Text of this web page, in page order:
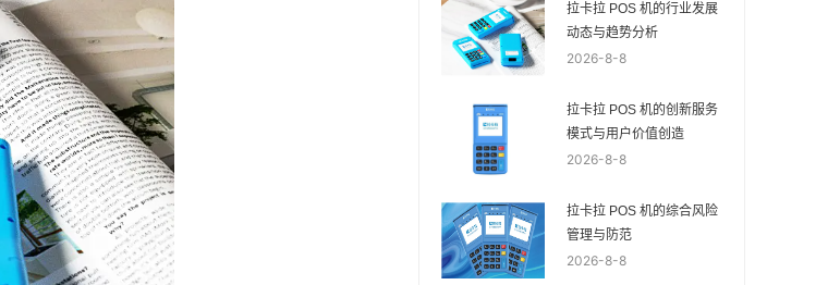
拉卡拉 POS 机的行业发展
动态与趋势分析
2026-8-8
拉卡拉 POS 机的创新服务
模式与用户价值创造
2026-8-8
拉卡拉 POS 机的综合风险
管理与防范
2026-8-8